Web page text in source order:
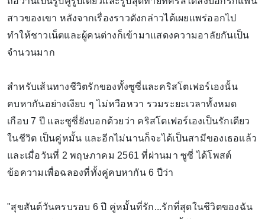
สาวของเขา หลังจากเรื่องราวดังกล่าวได้เผยแพร่ออกไป
ทำให้ชาวเน็ตและผู้คนต่างก็เข้ามาแสดงความอาลัยกันเป็น
จำนวนมาก
สำหรับเส้นทางชีวิตรักของทั้งซูซี่และคริสโตเฟอร์เองนั้น
คบหากันอย่างเงียบ ๆ ไม่หวือหวา รวมระยะเวลาทั้งหมด
เกือบ 7 ปี และซูซี่ยังบอกด้วยว่า คริสโตเฟอร์เองเป็นรักเดียว
ในชีวิต เป็นคู่หมั้น และอีกไม่นานก็จะได้เป็นสามีของเธอแล้ว
และเมื่อวันที่ 2 พฤษภาคม 2561 ที่ผ่านมา ซูซี่ ได้โพสต์
ข้อความเพื่อฉลองที่ทั้งคู่คบหากัน 6 ปีว่า
"สุขสันต์วันครบรอบ 6 ปี คู่หมั้นที่รัก...รักที่สุดในชีวิตของฉัน